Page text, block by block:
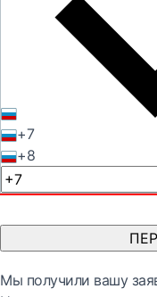
+7
+8
Мы получили вашу